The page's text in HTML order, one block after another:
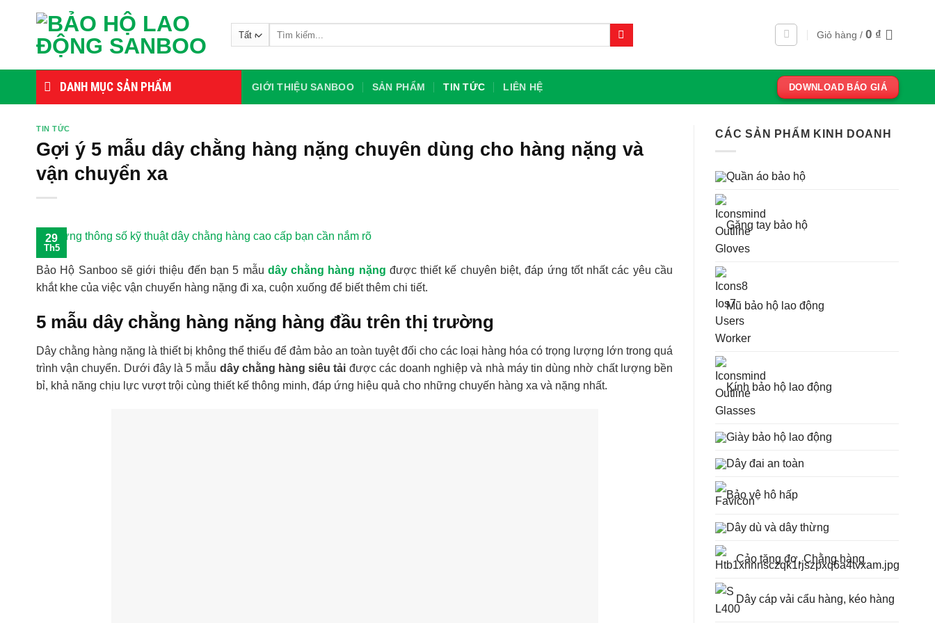
Tìm
Giỏ hàng / 0 ₫
DANH MỤC SẢN PHẨM GIỚI THIỆU SANBOO SẢN PHẨM TIN TỨC LIÊN HỆ DOWNLOAD BÁO GIÁ
TIN TỨC
Gợi ý 5 mẫu dây chằng hàng nặng chuyên dùng cho hàng nặng và
vận chuyển xa
29
Th5
Bảo Hộ Sanboo sẽ giới thiệu đến bạn 5 mẫu dây chằng hàng nặng được thiết kế chuyên biệt, đáp ứng tốt nhất các yêu cầu
khắt khe của việc vận chuyển hàng nặng đi xa, cuộn xuống để biết thêm chi tiết.
5 mẫu dây chằng hàng nặng hàng đầu trên thị trường
Dây chằng hàng nặng là thiết bị không thể thiếu để đảm bảo an toàn tuyệt đối cho các loại hàng hóa có trọng lượng lớn trong quá
trình vận chuyển. Dưới đây là 5 mẫu dây chằng hàng siêu tải được các doanh nghiệp và nhà máy tin dùng nhờ chất lượng bền
bỉ, khả năng chịu lực vượt trội cùng thiết kế thông minh, đáp ứng hiệu quả cho những chuyến hàng xa và nặng nhất.
CÁC SẢN PHẨM KINH DOANH
Quần áo bảo hộ
Găng tay bảo hộ
Mũ bảo hộ lao động
Kính bảo hộ lao động
Giày bảo hộ lao động
Dây đai an toàn
Bảo vệ hô hấp
Dây dù và dây thừng
Cảo tăng đơ, Chằng hàng
Dây cáp vải cẩu hàng, kéo hàng